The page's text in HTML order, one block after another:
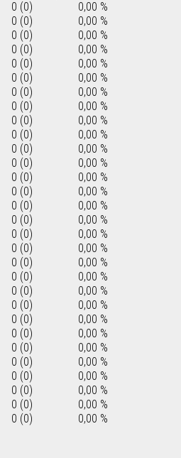
0 (0)
0,00 %
0 (0)
0,00 %
0 (0)
0,00 %
0 (0)
0,00 %
0 (0)
0,00 %
0 (0)
0,00 %
0 (0)
0,00 %
0 (0)
0,00 %
0 (0)
0,00 %
0 (0)
0,00 %
0 (0)
0,00 %
0 (0)
0,00 %
0 (0)
0,00 %
0 (0)
0,00 %
0 (0)
0,00 %
0 (0)
0,00 %
0 (0)
0,00 %
0 (0)
0,00 %
0 (0)
0,00 %
0 (0)
0,00 %
0 (0)
0,00 %
0 (0)
0,00 %
0 (0)
0,00 %
0 (0)
0,00 %
0 (0)
0,00 %
0 (0)
0,00 %
0 (0)
0,00 %
0 (0)
0,00 %
0 (0)
0,00 %
0 (0) 0,00 %